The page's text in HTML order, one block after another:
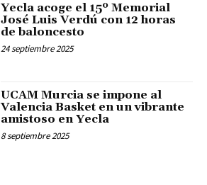
Yecla acoge el 15º Memorial
José Luis Verdú con 12 horas
de baloncesto
24 septiembre 2025
UCAM Murcia se impone al
Valencia Basket en un vibrante
amistoso en Yecla
8 septiembre 2025